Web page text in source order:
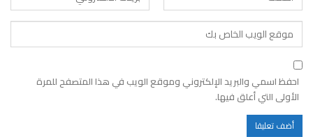
احفظ اسمي والبريد الإلكتروني وموقع الويب في هذا المتصفح للمرة
الأولى التي أعلق فيها.